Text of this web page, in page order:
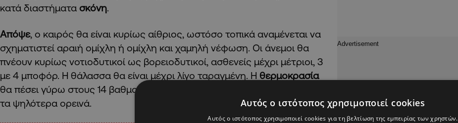
κατά διαστήματα σκόνη.
Απόψε, ο καιρός θα είναι κυρίως αίθριος, ωστόσο τοπικά αναμένεται να
σχηματιστεί αραιή ομίχλη ή ομίχλη και χαμηλή νέφωση. Οι άνεμοι θα
πνέουν κυρίως νοτιοδυτικοί ως βορειοδυτικοί, ασθενείς μέχρι μέτριοι, 3
με 4 μποφόρ. Η θάλασσα θα είναι μέχρι λίγο ταραγμένη. Η θερμοκρασία
θα πέσει γύρω στους 14 βαθμούς στο εσωτερικό, τα παράλια, καθώς και
τα ψηλότερα ορεινά.
Αυτός ο ιστότοπος χρησιμοποιεί cookies
Αυτός ο ιστότοπος χρησιμοποιεί cookies για τη βελτίωση της εμπειρίας των χρηστών.